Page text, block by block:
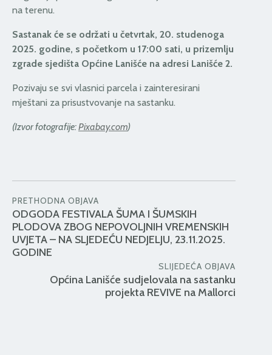
na terenu.
Sastanak će se održati u četvrtak, 20. studenoga
2025. godine, s početkom u 17:00 sati, u prizemlju
zgrade sjedišta Općine Lanišće na adresi Lanišće 2.
Pozivaju se svi vlasnici parcela i zainteresirani
mještani za prisustvovanje na sastanku.
(Izvor fotografije:Pixabay.com)
PRETHODNA OBJAVA
ODGODA FESTIVALA ŠUMA I ŠUMSKIH
PLODOVA ZBOG NEPOVOLJNIH VREMENSKIH
UVJETA – NA SLJEDEĆU NEDJELJU, 23.11.2025.
GODINE
SLIJEDEĆA OBJAVA
Općina Lanišće sudjelovala na sastanku
projekta REVIVE na Mallorci